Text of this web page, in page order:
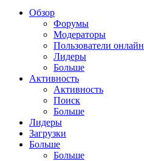
Обзор
Форумы
Модераторы
Пользователи онлайн
Лидеры
Больше
Активность
Активность
Поиск
Больше
Лидеры
Загрузки
Больше
Больше